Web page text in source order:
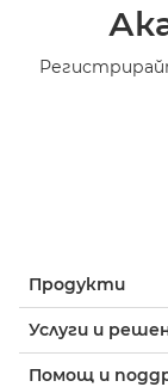
Продукти
Услуги и
Помощ и